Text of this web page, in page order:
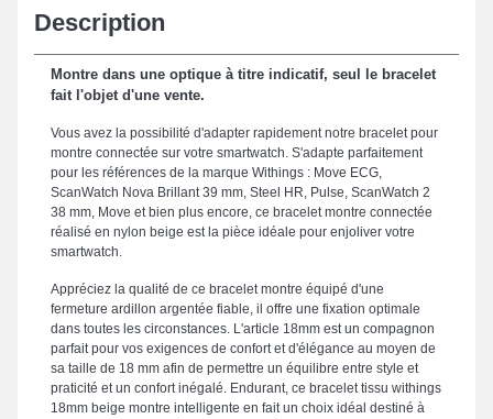
Description
Montre dans une optique à titre indicatif, seul le bracelet
fait l'objet d'une vente.
Vous avez la possibilité d'adapter rapidement notre bracelet pour
montre connectée sur votre smartwatch. S'adapte parfaitement
pour les références de la marque Withings : Move ECG,
ScanWatch Nova Brillant 39 mm, Steel HR, Pulse, ScanWatch 2
38 mm, Move et bien plus encore, ce bracelet montre connectée
réalisé en nylon beige est la pièce idéale pour enjoliver votre
smartwatch.
Appréciez la qualité de ce bracelet montre équipé d'une
fermeture ardillon argentée fiable, il offre une fixation optimale
dans toutes les circonstances. L'article 18mm est un compagnon
parfait pour vos exigences de confort et d'élégance au moyen de
sa taille de 18 mm afin de permettre un équilibre entre style et
praticité et un confort inégalé. Endurant, ce bracelet tissu withings
18mm beige montre intelligente en fait un choix idéal destiné à